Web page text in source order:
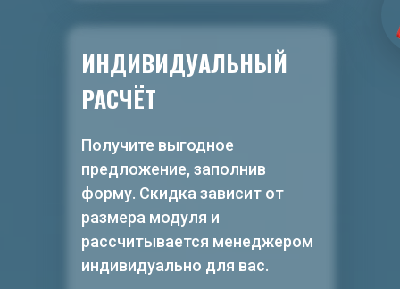
Получите выгодное
предложение, заполнив
форму. Скидка зависит от
размера модуля и
рассчитывается менеджером
индивидуально для вас.
ИНДИВИДУАЛЬНЫЙ
РАСЧЁТ